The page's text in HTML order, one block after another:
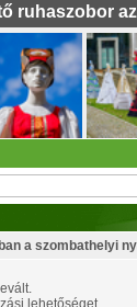
ruhaszobor
a szombathelyi
lehetőséget.